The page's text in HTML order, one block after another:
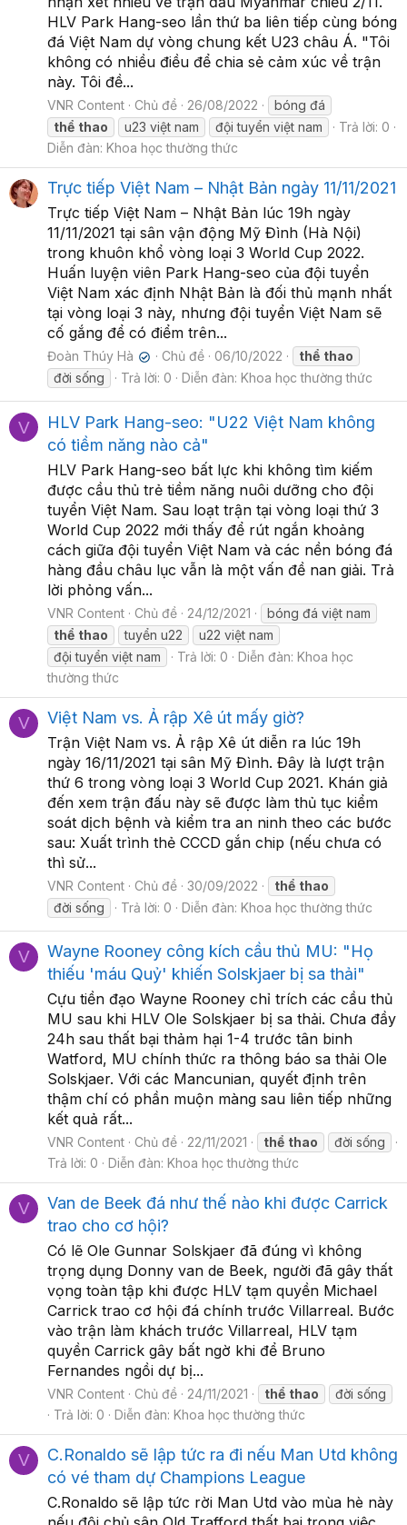
HLV Park Hang-seo lần thứ ba liên tiếp cùng bóng
đá Việt Nam dự vòng chung kết U23 châu Á. "Tôi
không có nhiều điều để chia sẻ cảm xúc về trận
này. Tôi đề...
VNR Content Chủ đề 26/08/2022
bóng đá
thể thao u23 việt nam đội tuyển việt nam
Trả lời: 0
Diễn đàn: Khoa học thường thức
Trực tiếp Việt Nam – Nhật Bản ngày 11/11/2021
Trực tiếp Việt Nam – Nhật Bản lúc 19h ngày
11/11/2021 tại sân vận động Mỹ Đình (Hà Nội)
trong khuôn khổ vòng loại 3 World Cup 2022.
Huấn luyện viên Park Hang-seo của đội tuyển
Việt Nam xác định Nhật Bản là đối thủ mạnh nhất
tại vòng loại 3 này, nhưng đội tuyển Việt Nam sẽ
cố gắng để có điểm trên...
Đoàn Thúy Hà ✔ Chủ đề 06/10/2022 thể thao
đời sống
Trả lời: 0 Diễn đàn: Khoa học thường thức
V
HLV Park Hang-seo: "U22 Việt Nam không
có tiềm năng nào cả"
HLV Park Hang-seo bất lực khi không tìm kiếm
được cầu thủ trẻ tiềm năng nuôi dưỡng cho đội
tuyển Việt Nam. Sau loạt trận tại vòng loại thứ 3
World Cup 2022 mới thấy để rút ngắn khoảng
cách giữa đội tuyển Việt Nam và các nền bóng đá
hàng đầu châu lục vẫn là một vấn đề nan giải. Trả
lời phỏng vấn...
VNR Content Chủ đề 24/12/2021
bóng đá việt nam
thể thao tuyển u22
u22 việt nam
đội tuyển việt nam
Trả lời: 0 Diễn đàn: Khoa học
thường thức
V Việt Nam vs. Ả rập Xê út mấy giờ?
Trận Việt Nam vs. Ả rập Xê út diễn ra lúc 19h
ngày 16/11/2021 tại sân Mỹ Đình. Đây là lượt trận
thứ 6 trong vòng loại 3 World Cup 2021. Khán giả
đến xem trận đấu này sẽ được làm thủ tục kiểm
soát dịch bệnh và kiểm tra an ninh theo các bước
sau: Xuất trình thẻ CCCD gắn chip (nếu chưa có
thì sử...
VNR Content Chủ đề 30/09/2022 thể thao
đời sống
Trả lời: 0 Diễn đàn: Khoa học thường thức
V
Wayne Rooney công kích cầu thủ MU: "Họ
thiếu 'máu Quỷ' khiến Solskjaer bị sa thải"
Cựu tiền đạo Wayne Rooney chỉ trích các cầu thủ
MU sau khi HLV Ole Solskjaer bị sa thải. Chưa đầy
24h sau thất bại thảm hại 1-4 trước tân binh
Watford, MU chính thức ra thông báo sa thải Ole
Solskjaer. Với các Mancunian, quyết định trên
thậm chí có phần muộn màng sau liên tiếp những
kết quả rất...
VNR Content Chủ đề 22/11/2021 thể thao
đời sống
Trả lời: 0
Diễn đàn: Khoa học thường thức
V
Van de Beek đá như thế nào khi được Carrick
trao cho cơ hội?
Có lẽ Ole Gunnar Solskjaer đã đúng vì không
trọng dụng Donny van de Beek, người đã gây thất
vọng toàn tập khi được HLV tạm quyền Michael
Carrick trao cơ hội đá chính trước Villarreal. Bước
vào trận làm khách trước Villarreal, HLV tạm
quyền Carrick gây bất ngờ khi để Bruno
Fernandes ngồi dự bị...
VNR Content Chủ đề 24/11/2021 thể thao
đời sống
Trả lời: 0
Diễn đàn: Khoa học thường thức
V
C.Ronaldo sẽ lập tức ra đi nếu Man Utd không
có vé tham dự Champions League
C.Ronaldo sẽ lập tức rời Man Utd vào mùa hè này